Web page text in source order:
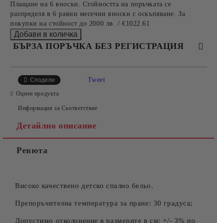
Плащане на 6 вноски. Стойността на поръчката се
разпределя в 6 равни месечни вноски с оскъпяване. За
покупки на стойност до 2000 лв. / €1022.61
БЪРЗА ПОРЪЧКА БЕЗ РЕГИСТРАЦИЯ
Сподели Tweet
Оцени продукта
Информация за Съответствие
Детайлно описание
Ревюта
Високо качествено детско спално бельо.
Препоръчителна температура за пране: 30 градуса;
Допустимо отколонение в размерите в см: +/- 3% по